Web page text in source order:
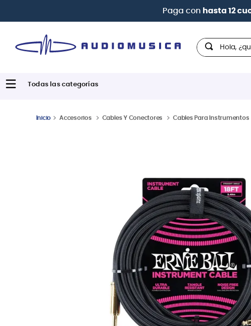
Paga con hasta 12
Hola, ¿qué
Accesorios Cables Y Conectores Cables Para Instrumentos